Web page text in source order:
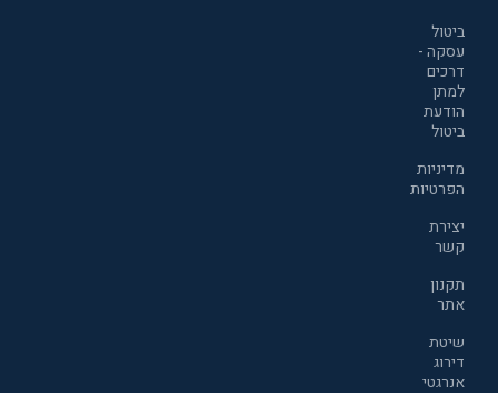
ביטול
עסקה -
דרכים
למתן
הודעת
ביטול
מדיניות
הפרטיות
יצירת
קשר
תקנון
אתר
שיטת
דירוג
אנרגטי